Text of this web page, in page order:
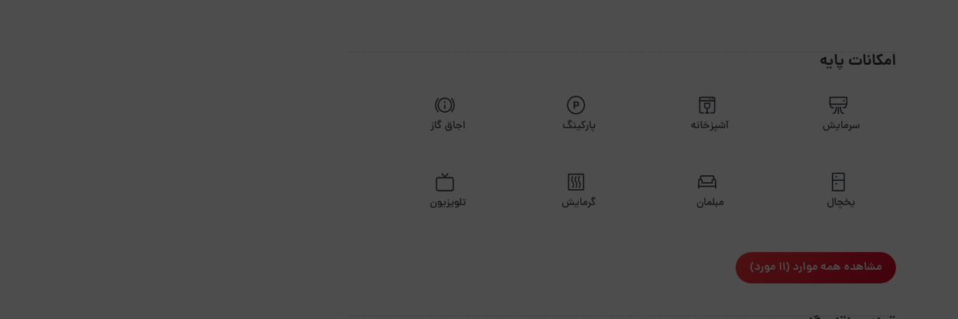
امکانات پایه
سرمایش آشپزخانه پارکینگ اجاق گاز
یخچال مبلمان گرمایش تلویزیون
مشاهده همه موارد (11 مورد)